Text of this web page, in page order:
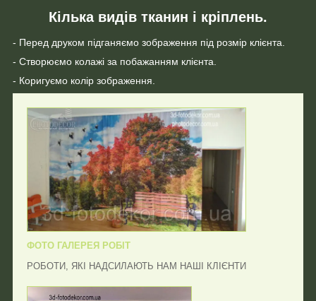
Кілька видів тканин і кріплень.
- Перед друком підганяємо зображення під розмір клієнта.
- Створюємо колажі за побажанням клієнта.
- Коригуємо колір зображення.
ФОТО ГАЛЕРЕЯ РОБІТ
РОБОТИ, ЯКІ НАДСИЛАЮТЬ НАМ НАШІ КЛІЄНТИ